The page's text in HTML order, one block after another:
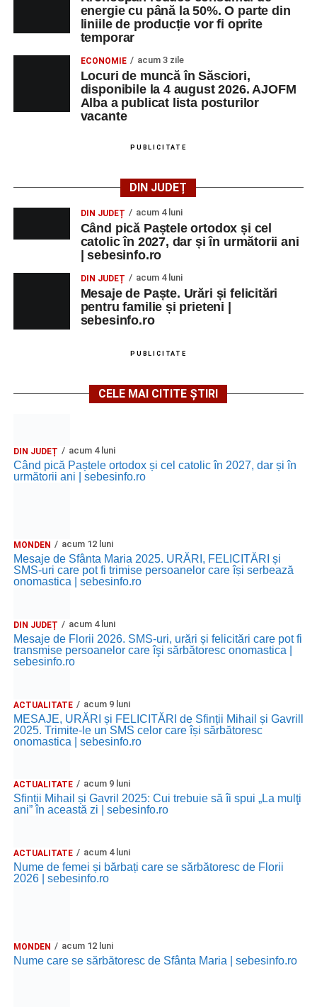
Seară cu tradiții săsești, cu participarea:
Fanfarei din Petrești;
Trupei de Dansuri Săsești;
Alexandrei Pamfilie;
Alfred Dahinten.
– Proiecție cinematografică:
de Federico Fellini și Tullio Pinelli.
MARȚI, 25 AUGUST 2026
Grădina Muzeului Municipal „Ioan
Raica” Sebeș
„Armonia artelor”– salon literar și întâlnire
cu artele plastice, organizat alături de artiști locali.
– Proiecție cinematografică:
„Anotimpurile”de Antonio Vivaldi (rating N-15).
Copiii în armonia orașului
Ora 10.00– Școala din Răhău: activități recreative pentru
recreative pentru copii.
Ora 17.00– Grădina Muzeului Municipal „Ioan Raica”
Ora 18.30– Aula Primăriei Municipiului Sebeș:
festivitatea de premiere a șefilor de promoție și a elevilor
care au obținut rezultate remarcabile la examenele de
Ora 19.00– Parcul Tineretului:
Spuma Party.
Alexandra Pamfilie și Școala de muzică „DoReMi”;
Ancuța Stănuș și grupul de folclor;
Ora 20.30– Parcul Tineretului: proiecția filmului pentru
copii „Străjerii Deltei”
JOI, 27 AUGUST 2026
Grădina Muzeului Municipal „Ioan
energie cu până la 50%. O parte din
liniile de producție vor fi oprite
temporar
ECONOMIE acum 3 zile
Locuri de muncă în Săsciori,
disponibile la 4 august 2026. AJOFM
Alba a publicat lista posturilor
vacante
PUBLICITATE
DIN JUDEȚ
DIN JUDEȚ acum 4 luni
Când pică Paștele ortodox și cel
catolic în 2027, dar și în următorii ani
| sebesinfo.ro
DIN JUDEȚ acum 4 luni
Mesaje de Paște. Urări și felicitări
pentru familie și prieteni |
sebesinfo.ro
PUBLICITATE
CELE MAI CITITE ȘTIRI
DIN JUDEȚ acum 4 luni
Când pică Paștele ortodox și cel catolic în 2027, dar și în
următorii ani | sebesinfo.ro
MONDEN acum 12 luni
Mesaje de Sfânta Maria 2025. URĂRI, FELICITĂRI și
SMS-uri care pot fi trimise persoanelor care își serbează
onomastica | sebesinfo.ro
DIN JUDEȚ acum 4 luni
Mesaje de Florii 2026. SMS-uri, urări și felicitări care pot fi
transmise persoanelor care îşi sărbătoresc onomastica |
sebesinfo.ro
ACTUALITATE acum 9 luni
MESAJE, URĂRI și FELICITĂRI de Sfinții Mihail și Gavrill
2025. Trimite-le un SMS celor care își sărbătoresc
onomastica | sebesinfo.ro
ACTUALITATE acum 9 luni
Sfinții Mihail și Gavril 2025: Cui trebuie să îi spui „La mulţi
ani” în această zi | sebesinfo.ro
ACTUALITATE acum 4 luni
Nume de femei și bărbați care se sărbătoresc de Florii
2026 | sebesinfo.ro
MONDEN acum 12 luni
Nume care se sărbătoresc de Sfânta Maria | sebesinfo.ro